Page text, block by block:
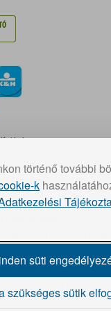
történő további
k
süti
szükséges sütik
kalauz
vásárlás esetén
garancia
ellátás
és tartozékok